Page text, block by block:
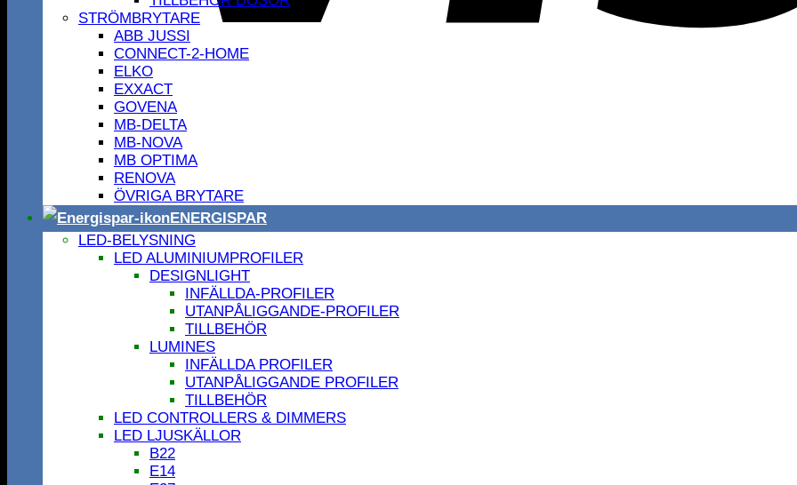
STRÖMBRYTARE
ABB JUSSI
CONNECT-2-HOME
ELKO
EXXACT
GOVENA
MB-DELTA
MB-NOVA
MB OPTIMA
RENOVA
ÖVRIGA BRYTARE
ENERGISPAR
LED-BELYSNING
LED ALUMINIUMPROFILER
DESIGNLIGHT
INFÄLLDA-PROFILER
UTANPÅLIGGANDE-PROFILER
TILLBEHÖR
LUMINES
INFÄLLDA PROFILER
UTANPÅLIGGANDE PROFILER
TILLBEHÖR
LED CONTROLLERS & DIMMERS
LED LJUSKÄLLOR
B22
E14